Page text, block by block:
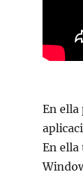
En ella
En ella